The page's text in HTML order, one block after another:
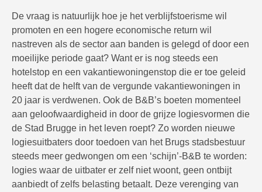
De vraag is natuurlijk hoe je het verblijfstoerisme wil
promoten en een hogere economische return wil
nastreven als de sector aan banden is gelegd of door een
moeilijke periode gaat? Want er is nog steeds een
hotelstop en een vakantiewoningenstop die er toe geleid
heeft dat de helft van de vergunde vakantiewoningen in
20 jaar is verdwenen. Ook de B&B’s boeten momenteel
aan geloofwaardigheid in door de grijze logiesvormen die
de Stad Brugge in het leven roept? Zo worden nieuwe
logiesuitbaters door toedoen van het Brugs stadsbestuur
steeds meer gedwongen om een ‘schijn’-B&B te worden:
logies waar de uitbater er zelf niet woont, geen ontbijt
aanbiedt of zelfs belasting betaalt. Deze verenging van